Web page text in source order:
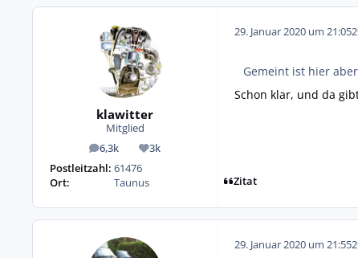
klawitter
Mitglied
6,3k
Beiträge 3k
Reputation
Postleitzahl: 61476
Ort:
Taunus
29. Januar 2020 um 21:05
Gemeint ist hier
Schon klar, und da
Zitat
29. Januar 2020 um 21:55